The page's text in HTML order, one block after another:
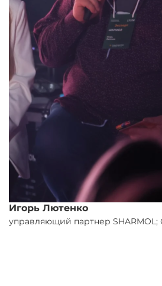
Игорь Лютенко
управляющий партнер SHARMOL;